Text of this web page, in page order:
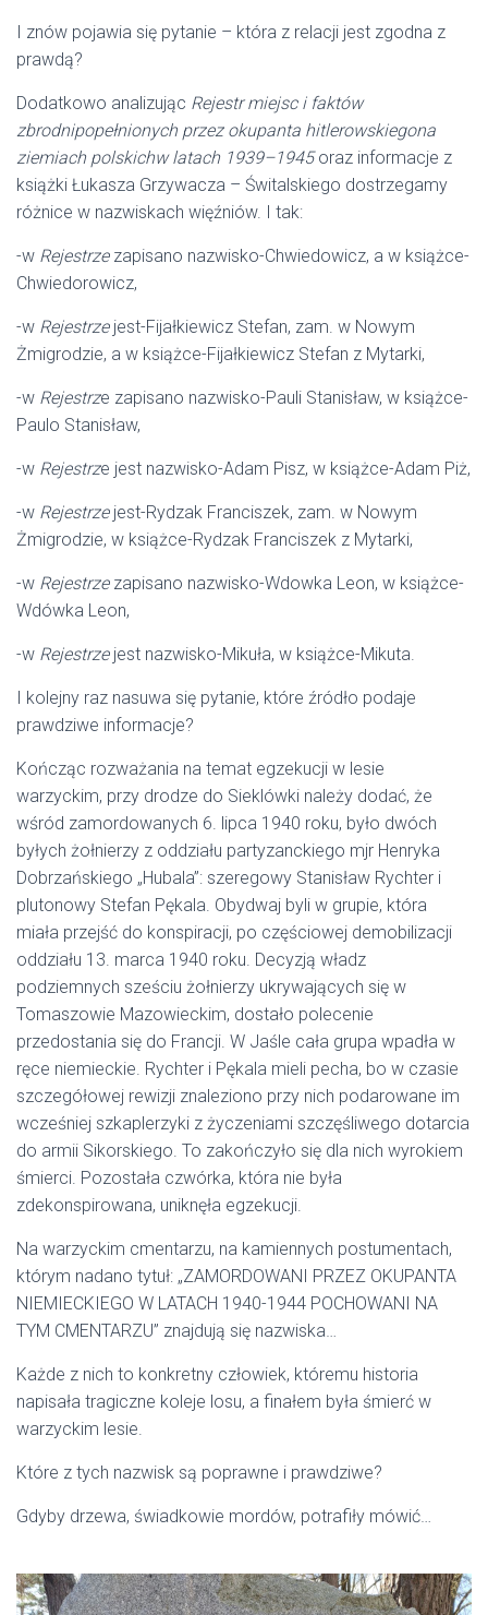
I znów pojawia się pytanie – która z relacji jest zgodna z
prawdą?
Dodatkowo analizując Rejestrmiejsc i faktów
zbrodnipopełnionych przez okupanta hitlerowskiegona
ziemiach polskichw latach 1939–1945oraz informacje z
książki Łukasza Grzywacza – Świtalskiego dostrzegamy
różnice w nazwiskach więźniów. I tak:
-w Rejestrzezapisano nazwisko-Chwiedowicz, a w książce-
Chwiedorowicz,
-w Rejestrzejest-Fijałkiewicz Stefan, zam. w Nowym
Żmigrodzie, a w książce-Fijałkiewicz Stefan z Mytarki,
-w Rejestrze zapisano nazwisko-Pauli Stanisław, w książce-
Paulo Stanisław,
-w Rejestrze jest nazwisko-Adam Pisz, w książce-Adam Piż,
-w Rejestrzejest-Rydzak Franciszek, zam. w Nowym
Żmigrodzie, w książce-Rydzak Franciszek z Mytarki,
-w Rejestrzezapisano nazwisko-Wdowka Leon, w książce-
Wdówka Leon,
-w Rejestrzejest nazwisko-Mikuła, w książce-Mikuta.
I kolejny raz nasuwa się pytanie, które źródło podaje
prawdziwe informacje?
Kończąc rozważania na temat egzekucji w lesie
warzyckim, przy drodze do Sieklówki należy dodać, że
wśród zamordowanych 6. lipca 1940 roku, było dwóch
byłych żołnierzy z oddziału partyzanckiego mjr Henryka
Dobrzańskiego „Hubala”: szeregowy Stanisław Rychter i
plutonowy Stefan Pękala. Obydwaj byli w grupie, która
miała przejść do konspiracji, po częściowej demobilizacji
oddziału 13. marca 1940 roku. Decyzją władz
podziemnych sześciu żołnierzy ukrywających się w
Tomaszowie Mazowieckim, dostało polecenie
przedostania się do Francji. W Jaśle cała grupa wpadła w
ręce niemieckie. Rychter i Pękala mieli pecha, bo w czasie
szczegółowej rewizji znaleziono przy nich podarowane im
wcześniej szkaplerzyki z życzeniami szczęśliwego dotarcia
do armii Sikorskiego. To zakończyło się dla nich wyrokiem
śmierci. Pozostała czwórka, która nie była
zdekonspirowana, uniknęła egzekucji.
Na warzyckim cmentarzu, na kamiennych postumentach,
którym nadano tytuł: „ZAMORDOWANI PRZEZ OKUPANTA
NIEMIECKIEGO W LATACH 1940-1944 POCHOWANI NA
TYM CMENTARZU” znajdują się nazwiska…
Każde z nich to konkretny człowiek, któremu historia
napisała tragiczne koleje losu, a finałem była śmierć w
warzyckim lesie.
Które z tych nazwisk są poprawne i prawdziwe?
Gdyby drzewa, świadkowie mordów, potrafiły mówić…